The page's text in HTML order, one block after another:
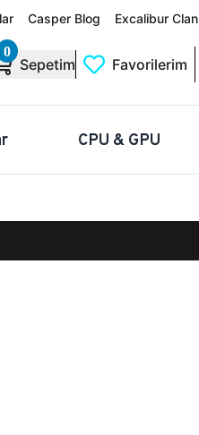
Casper Blog Excalibur Clan
0
Sepetim Favorilerim
CPU & GPU